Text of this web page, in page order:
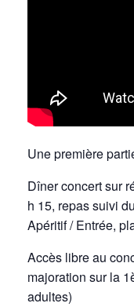
Une première
Dîner concert sur
h 15, repas suivi
Apéritif / Entrée,
Accès libre au
majoration sur la
adultes)